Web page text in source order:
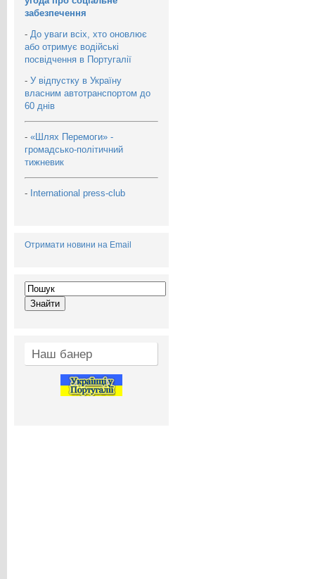
забезпечення
- До уваги всіх, хто оновлює
або отримує водійські
посвідчення в Португалії
- У відпустку в Україну
власним автотранспортом до
60 днів
- «Шлях Перемоги» -
громадсько-політичний
тижневик
- International press-club
Отримати новини на Email
Наш банер